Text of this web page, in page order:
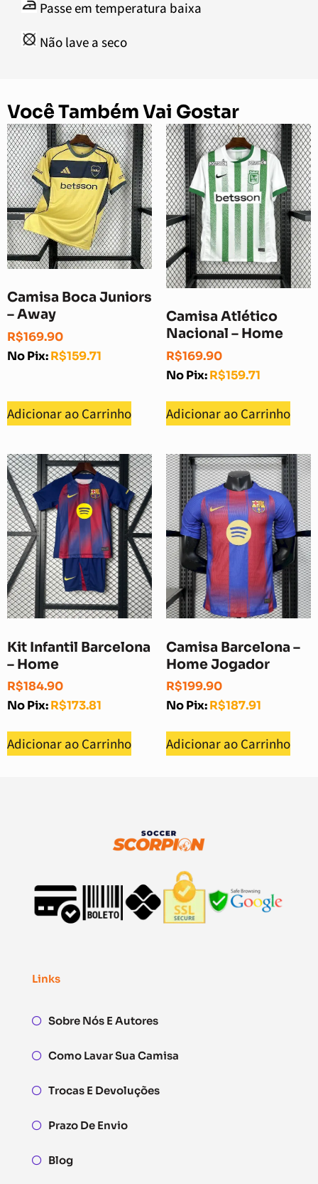
Passe em temperatura baixa
Não lave a seco
Você Também Vai Gostar
Camisa Boca Juniors
– Away
R$169.90
No Pix:R$159.71
Adicionar ao Carrinho
Camisa Atlético
Nacional – Home
R$169.90
No Pix:R$159.71
Adicionar ao Carrinho
Kit Infantil Barcelona
– Home
R$184.90
No Pix:R$173.81
Adicionar ao Carrinho
Camisa Barcelona –
Home Jogador
R$199.90
No Pix:R$187.91
Adicionar ao Carrinho
Links
Sobre Nós E Autores
Como Lavar Sua Camisa
Trocas E Devoluções
Prazo De Envio
Blog